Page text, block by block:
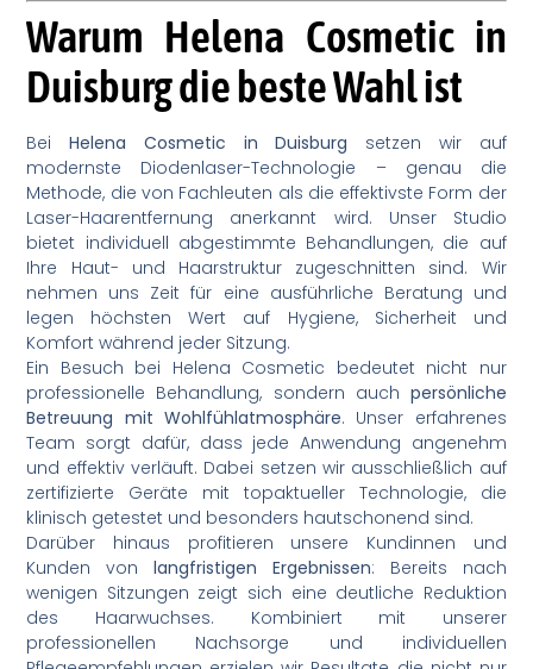
Warum Helena Cosmetic in
Duisburg die beste Wahl ist
BeiHelena Cosmetic in Duisburg setzen wir auf
modernste Diodenlaser-Technologie – genau die
Methode, die von Fachleuten als die effektivste Form der
Laser-Haarentfernung anerkannt wird. Unser Studio
bietet individuell abgestimmte Behandlungen, die auf
Ihre Haut- und Haarstruktur zugeschnitten sind. Wir
nehmen uns Zeit für eine ausführliche Beratung und
legen höchsten Wert auf Hygiene, Sicherheit und
Komfort während jeder Sitzung.
Ein Besuch bei Helena Cosmetic bedeutet nicht nur
professionelle Behandlung, sondern auch persönliche
Betreuung mit Wohlfühlatmosphäre. Unser erfahrenes
Team sorgt dafür, dass jede Anwendung angenehm
und effektiv verläuft. Dabei setzen wir ausschließlich auf
zertifizierte Geräte mit topaktueller Technologie, die
klinisch getestet und besonders hautschonend sind.
Darüber hinaus profitieren unsere Kundinnen und
Kunden vonlangfristigen Ergebnissen: Bereits nach
wenigen Sitzungen zeigt sich eine deutliche Reduktion
des Haarwuchses. Kombiniert mit unserer
professionellen Nachsorge und individuellen